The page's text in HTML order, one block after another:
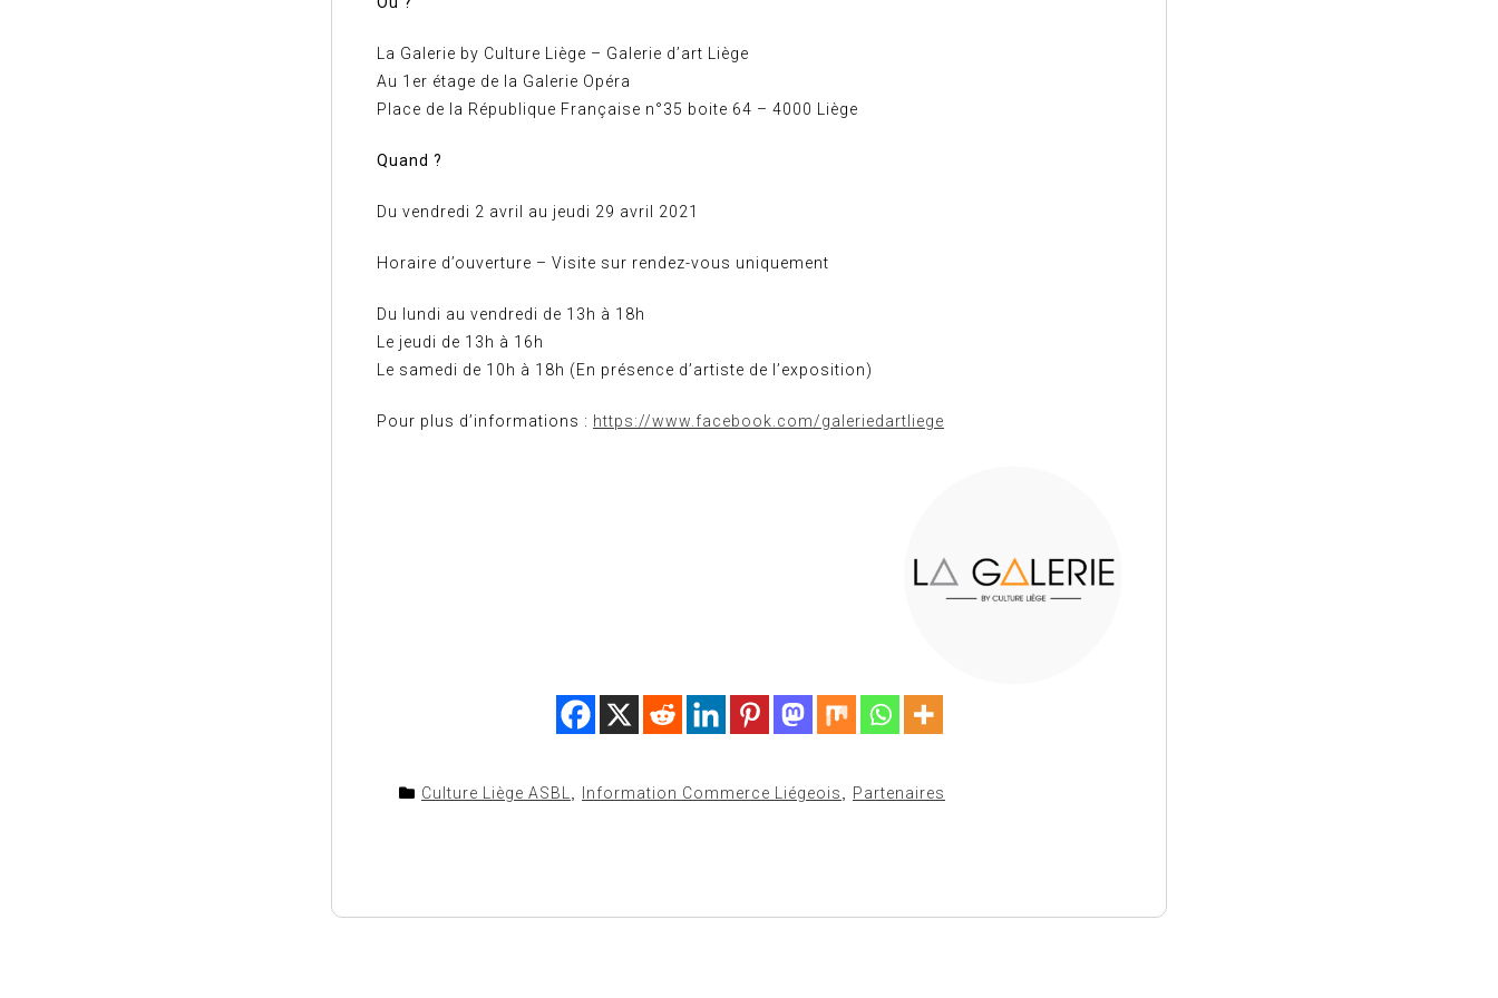
La Galerie by Culture Liège – Galerie d’art Liège
Au 1er étage de la Galerie Opéra
Place de la République Française n°35 boite 64 – 4000 Liège
Quand ?
Du vendredi 2 avril au jeudi 29 avril 2021
Horaire d’ouverture – Visite sur rendez-vous uniquement
Du lundi au vendredi de 13h à 18h
Le jeudi de 13h à 16h
Le samedi de 10h à 18h (En présence d’artiste de l’exposition)
Pour plus d’informations : https://www.facebook.com/galeriedartliege
Culture Liège ASBL, Information Commerce Liégeois, Partenaires